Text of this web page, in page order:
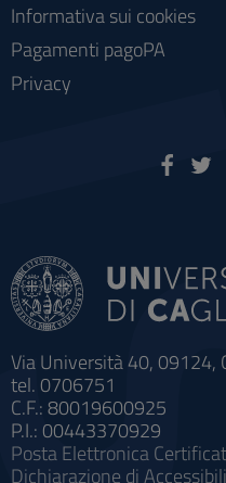
Via Università 40, 09124,
tel. 0706751
C.F.: 80019600925
P.I.: 00443370929
Posta Elettronica
Dichiarazione di
Informativa sui cookies
Pagamenti pagoPA
Privacy